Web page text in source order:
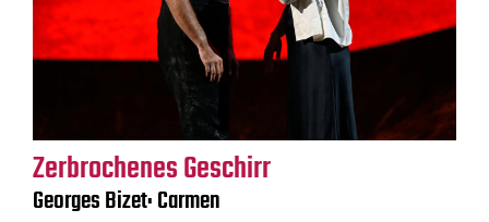
Zerbrochenes Geschirr
Georges Bizet: Carmen